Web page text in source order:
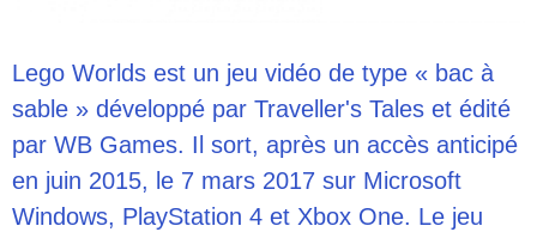
Lego Worlds est un jeu vidéo de type « bac à
sable » développé par Traveller's Tales et édité
par WB Games. Il sort, après un accès anticipé
en juin 2015, le 7 mars 2017 sur Microsoft
Windows, PlayStation 4 et Xbox One. Le jeu